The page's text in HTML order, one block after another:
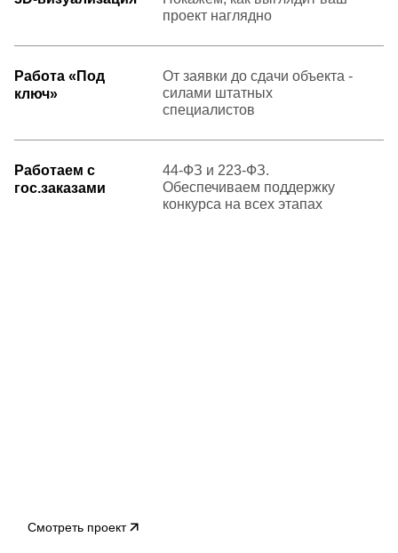
Смотреть проект
проект наглядно
Работа «Под
ключ»
От заявки до сдачи объекта -
силами штатных
специалистов
Работаем с
гос.заказами
44-ФЗ и 223-ФЗ.
Обеспечиваем поддержку
конкурса на всех этапах